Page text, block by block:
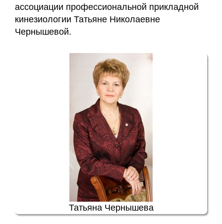
Приём
кинезиолога
Галины
ассоциации профессиональной прикладной
кинезиологии Татьяне Николаевне
Чернышевой.
Татьяна Чернышева